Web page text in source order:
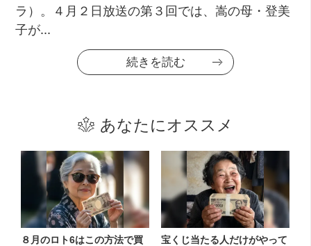
ラ）。４月２日放送の第３回では、嵩の母・登美
子が...
続きを読む
あなたにオススメ
８月のロト6はこの方法で買
宝くじ当たる人だけがやって